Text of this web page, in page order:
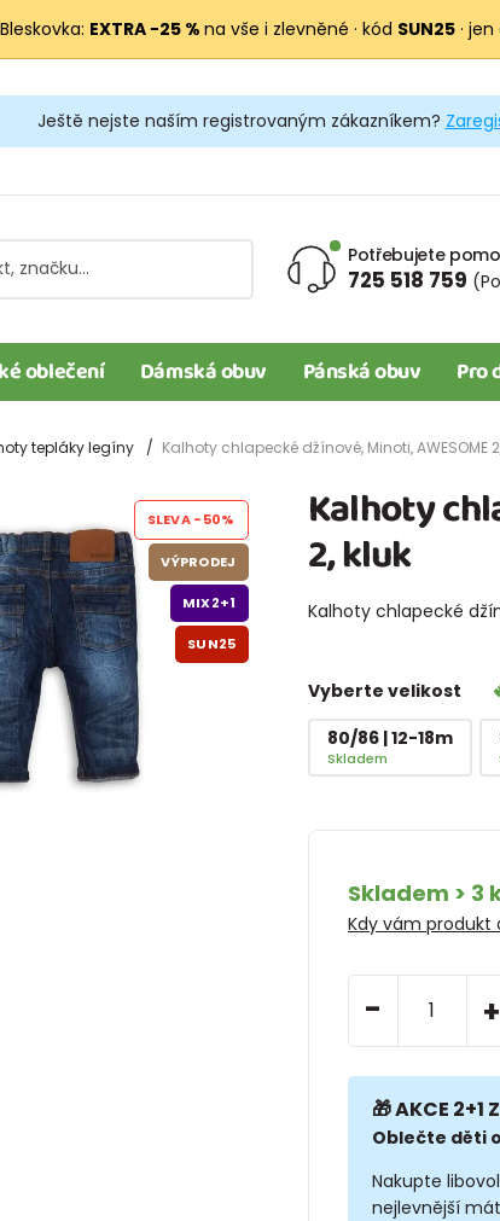
Bleskovka: EXTRA −25 % na vše i zlevněné · kód SUN25 ·
Ještě nejste naším registrovaným zákazníkem?
Potřebujete
725 518 759
oblečení Dámská obuv Pánská obuv Pro
tepláky legíny Kalhoty chlapecké džínové, Minoti, AWESOME
Kalhoty
2, kluk
Kalhoty chlapecké
Vyberte velikost
80/86 | 12-18m
Skladem
Skladem > 3
Kdy vám produkt
- +
🎁 AKCE
Oblečte děti
Nakupte
nejlevnější
SLEVA-50%
VÝPRODEJ
MIX2+1
SUN25